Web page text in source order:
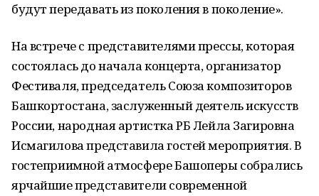
будут передавать из поколения в поколение».
На встрече с представителями прессы, которая
состоялась до начала концерта, организатор
Фестиваля, председатель Союза композиторов
Башкортостана, заслуженный деятель искусств
России, народная артистка РБ Лейла Загировна
Исмагилова представила гостей мероприятия. В
гостеприимной атмосфере Башоперы собрались
ярчайшие представители современной